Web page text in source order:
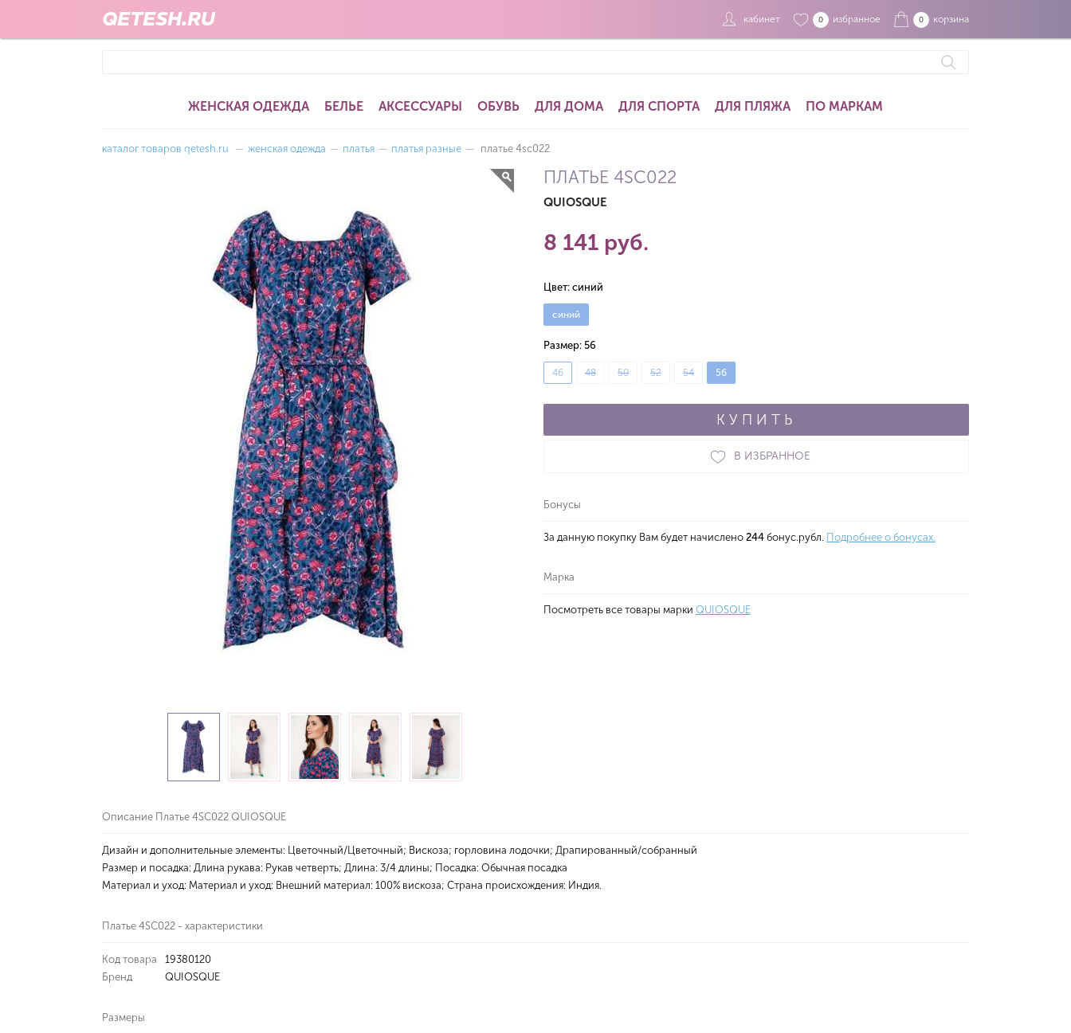
QETESH.RU кабинет 0 избранное 0 корзина
ЖЕНСКАЯ ОДЕЖДА БЕЛЬЕ АКСЕССУАРЫ ОБУВЬ ДЛЯ ДОМА ДЛЯ СПОРТА ДЛЯ ПЛЯЖА ПО МАРКАМ
каталог товаров qetesh.ru — женская одежда — платья — платья разные — платье 4sc022
ПЛАТЬЕ 4SC022
QUIOSQUE
8 141 руб.
Цвет: синий
синий
Размер: 56
46 48 50 52 54 56
КУПИТЬ
В ИЗБРАННОЕ
Бонусы
За данную покупку Вам будет начислено 244 бонус.рубл. Подробнее о бонусах.
Марка
Посмотреть все товары марки QUIOSQUE
Описание Платье 4SC022 QUIOSQUE
Дизайн и дополнительные элементы: Цветочный/Цветочный; Вискоза; горловина лодочки; Драпированный/собранный
Размер и посадка: Длина рукава: Рукав четверть; Длина: 3/4 длины; Посадка: Обычная посадка
Материал и уход: Материал и уход: Внешний материал: 100% вискоза; Страна происхождения: Индия.
Платье 4SC022 - характеристики
Код товара
19380120
Бренд
QUIOSQUE
Размеры